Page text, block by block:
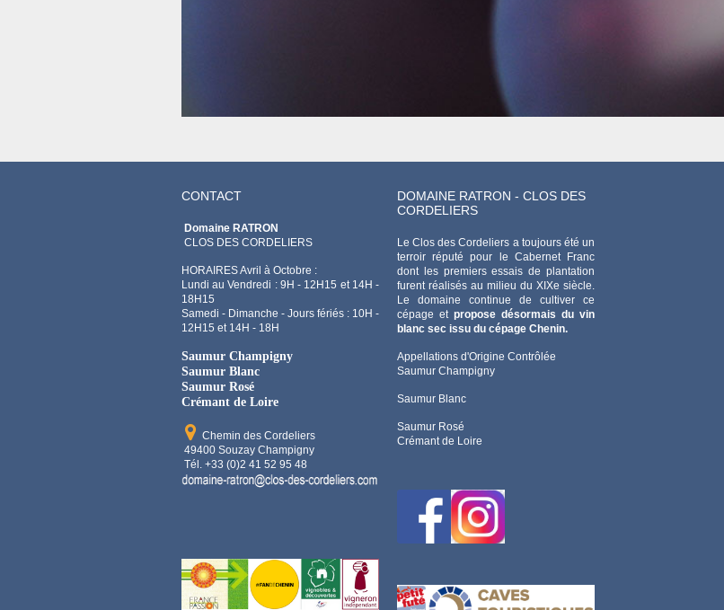
CONTACT
Domaine RATRON
CLOS DES CORDELIERS
HORAIRES Avril à Octobre :
Lundi au Vendredi : 9H - 12H15 et 14H -
18H15
Samedi - Dimanche - Jours fériés : 10H -
12H15 et 14H - 18H
Saumur Champigny
Saumur Blanc
Saumur Rosé
Crémant de Loire
Chemin des Cordeliers
49400 Souzay Champigny
Tél. +33 (0)2 41 52 95 48
DOMAINE RATRON - CLOS DES
CORDELIERS
Le Clos des Cordeliers a toujours été un
terroir réputé pour le Cabernet Franc
dont les premiers essais de plantation
furent réalisés au milieu du XIXe siècle.
Le domaine continue de cultiver ce
cépage et propose désormais du vin
blanc sec issu du cépage Chenin.
Appellations d'Origine Contrôlée
Saumur Champigny
Saumur Blanc
Saumur Rosé
Crémant de Loire